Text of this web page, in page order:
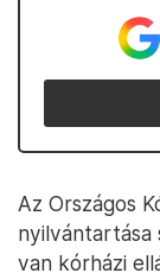
Az Országos
nyilvántartása
van kórházi